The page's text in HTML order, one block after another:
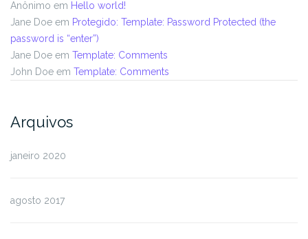
Anônimo em Hello world!
Jane Doe em Protegido: Template: Password Protected (the
password is “enter”)
Jane Doe em Template: Comments
John Doe em Template: Comments
Arquivos
janeiro 2020
agosto 2017